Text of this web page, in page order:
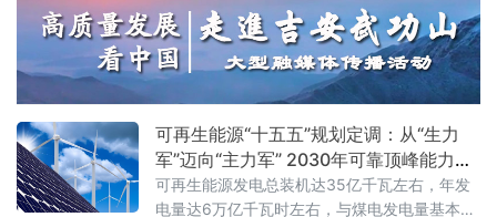
可再生能源“十五五”规划定调：从“生力
军”迈向“主力军” 2030年可靠顶峰能力新
增3亿千瓦
可再生能源发电总装机达35亿千瓦左右，年发
电量达6万亿千瓦时左右，与煤电发电量基本相